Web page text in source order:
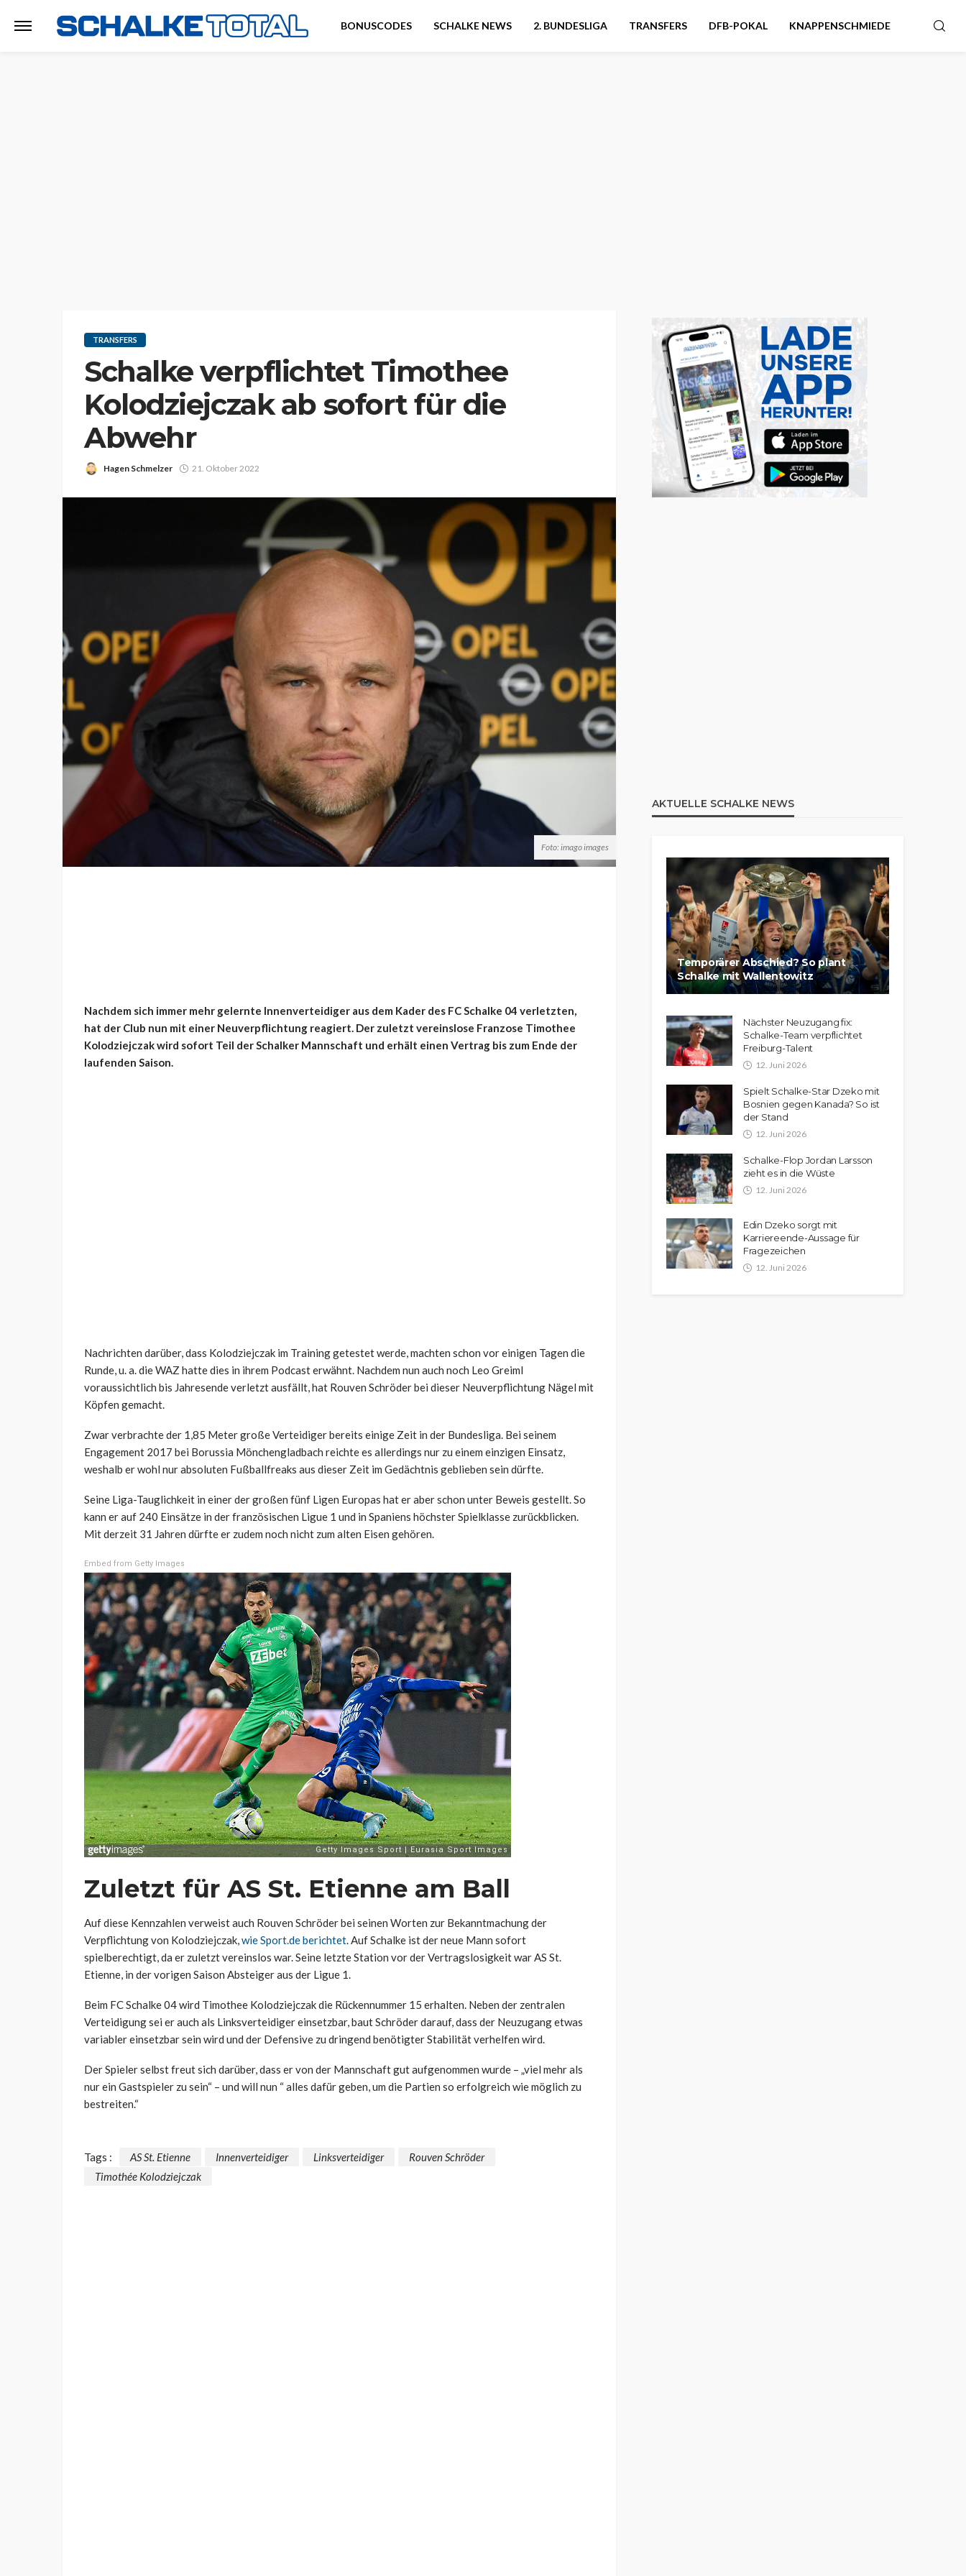
BONUSCODES SCHALKE NEWS 2. BUNDESLIGA TRANSFERS DFB-POKAL KNAPPENSCHMIEDE
TRANSFERS
Schalke verpflichtet Timothee
Kolodziejczak ab sofort für die
Abwehr
Hagen Schmelzer 21. Oktober 2022
Foto: imago images
Nachdem sich immer mehr gelernte Innenverteidiger aus dem Kader des FC Schalke 04 verletzten,
hat der Club nun mit einer Neuverpflichtung reagiert. Der zuletzt vereinslose Franzose Timothee
Kolodziejczak wird sofort Teil der Schalker Mannschaft und erhält einen Vertrag bis zum Ende der
laufenden Saison.
Nachrichten darüber, dass Kolodziejczak im Training getestet werde, machten schon vor einigen Tagen die
Runde, u. a. die WAZ hatte dies in ihrem Podcast erwähnt. Nachdem nun auch noch Leo Greiml
voraussichtlich bis Jahresende verletzt ausfällt, hat Rouven Schröder bei dieser Neuverpflichtung Nägel mit
Köpfen gemacht.
Zwar verbrachte der 1,85 Meter große Verteidiger bereits einige Zeit in der Bundesliga. Bei seinem
Engagement 2017 bei Borussia Mönchengladbach reichte es allerdings nur zu einem einzigen Einsatz,
weshalb er wohl nur absoluten Fußballfreaks aus dieser Zeit im Gedächtnis geblieben sein dürfte.
Seine Liga-Tauglichkeit in einer der großen fünf Ligen Europas hat er aber schon unter Beweis gestellt. So
kann er auf 240 Einsätze in der französischen Ligue 1 und in Spaniens höchster Spielklasse zurückblicken.
Mit derzeit 31 Jahren dürfte er zudem noch nicht zum alten Eisen gehören.
Embed from Getty Images
Zuletzt für AS St. Etienne am Ball
Auf diese Kennzahlen verweist auch Rouven Schröder bei seinen Worten zur Bekanntmachung der
Verpflichtung von Kolodziejczak,wie Sport.de berichtet. Auf Schalke ist der neue Mann sofort
spielberechtigt, da er zuletzt vereinslos war. Seine letzte Station vor der Vertragslosigkeit war AS St.
Etienne, in der vorigen Saison Absteiger aus der Ligue 1.
Beim FC Schalke 04 wird Timothee Kolodziejczak die Rückennummer 15 erhalten. Neben der zentralen
Verteidigung sei er auch als Linksverteidiger einsetzbar, baut Schröder darauf, dass der Neuzugang etwas
variabler einsetzbar sein wird und der Defensive zu dringend benötigter Stabilität verhelfen wird.
Der Spieler selbst freut sich darüber, dass er von der Mannschaft gut aufgenommen wurde – „viel mehr als
nur ein Gastspieler zu sein“ – und will nun “ alles dafür geben, um die Partien so erfolgreich wie möglich zu
bestreiten.“
Tags : AS St. Etienne Innenverteidiger Linksverteidiger
Rouven Schröder
Timothée Kolodziejczak
AKTUELLE SCHALKE NEWS
Temporärer Abschied? So plant
Schalke mit Wallentowitz
Nächster Neuzugang fix:
Schalke-Team verpflichtet
Freiburg-Talent
12. Juni 2026
Spielt Schalke-Star Dzeko mit
Bosnien gegen Kanada? So ist
der Stand
12. Juni 2026
Schalke-Flop Jordan Larsson
zieht es in die Wüste
12. Juni 2026
Edin Dzeko sorgt mit
Karriereende-Aussage für
Fragezeichen
12. Juni 2026